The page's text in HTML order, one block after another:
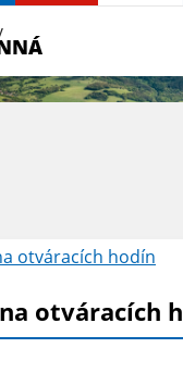
otváracích hodín
otváracích